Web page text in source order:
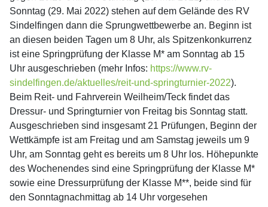
Sonntag (29. Mai 2022) stehen auf dem Gelände des RV
Sindelfingen dann die Sprungwettbewerbe an. Beginn ist
an diesen beiden Tagen um 8 Uhr, als Spitzenkonkurrenz
ist eine Springprüfung der Klasse M* am Sonntag ab 15
Uhr ausgeschrieben (mehr Infos: https://www.rv-
sindelfingen.de/aktuelles/reit-und-springturnier-2022).
Beim Reit- und Fahrverein Weilheim/Teck findet das
Dressur- und Springturnier von Freitag bis Sonntag statt.
Ausgeschrieben sind insgesamt 21 Prüfungen, Beginn der
Wettkämpfe ist am Freitag und am Samstag jeweils um 9
Uhr, am Sonntag geht es bereits um 8 Uhr los. Höhepunkte
des Wochenendes sind eine Springprüfung der Klasse M*
sowie eine Dressurprüfung der Klasse M**, beide sind für
den Sonntagnachmittag ab 14 Uhr vorgesehen